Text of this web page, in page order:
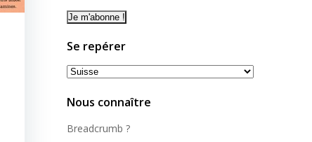
Se repérer
Se
Nous connaître
Breadcrumb ?